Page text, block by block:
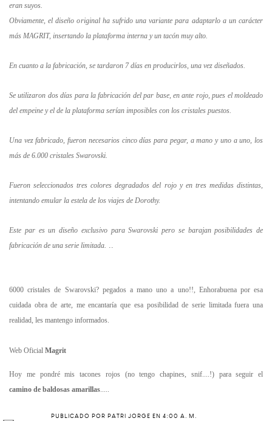
eran suyos.
Obviamente, el diseño original ha sufrido una variante para adaptarlo a un carácter
más MAGRIT, insertando la plataforma interna y un tacón muy alto.
En cuanto a la fabricación, se tardaron 7 días en producirlos, una vez diseñados.
Se utilizaron dos días para la fabricación del par base, en ante rojo, pues el moldeado
del empeine y el de la plataforma serían imposibles con los cristales puestos.
Una vez fabricado, fueron necesarios cinco días para pegar, a mano y uno a uno, los
más de 6.000 cristales Swarovski.
Fueron seleccionados tres colores degradados del rojo y en tres medidas distintas,
intentando emular la estela de los viajes de Dorothy.
Este par es un diseño exclusivo para Swarovski pero se barajan posibilidades de
fabricación de una serie limitada. ..
6000 cristales de Swarovski? pegados a mano uno a uno!!, Enhorabuena por esa
cuidada obra de arte, me encantaría que esa posibilidad de serie limitada fuera una
realidad, les mantengo informados.
Web Oficial Magrit
Hoy me pondré mis tacones rojos (no tengo chapines, snif....!) para seguir el
camino de baldosas amarillas.....
PUBLICADO POR PATRI JORGE EN 4:00 A. M.